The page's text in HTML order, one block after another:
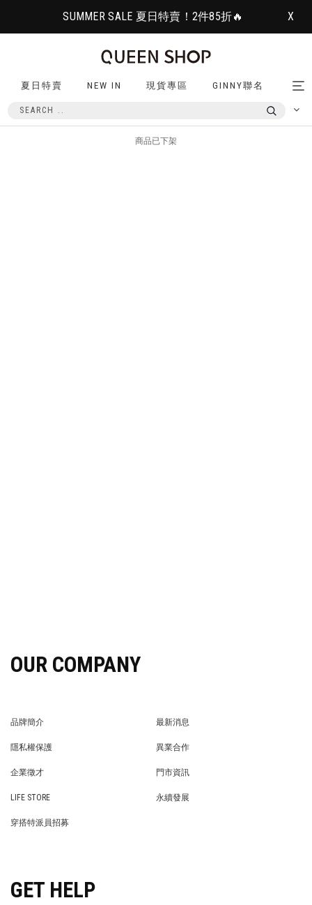
SUMMER SALE 夏日特賣！2件85折🔥 X
夏日特賣 NEW IN 現貨專區 GINNY聯名
商品已下架
OUR COMPANY
品牌簡介
最新消息
隱私權保護
異業合作
企業徵才
門市資訊
LIFE STORE
永續發展
穿搭特派員招募
GET HELP